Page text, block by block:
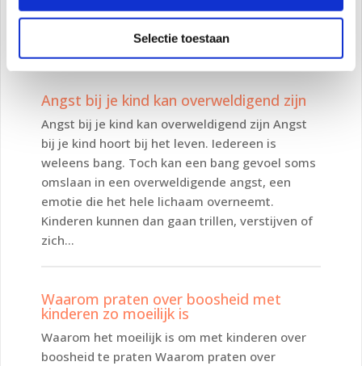
Selectie toestaan
(zoals spinnen), onweer of hardgeluiden.
Omdat kinderen nog niet alles van het leven...
Angst bij je kind kan overweldigend zijn
Angst bij je kind kan overweldigend zijn Angst
bij je kind hoort bij het leven. Iedereen is
weleens bang. Toch kan een bang gevoel soms
omslaan in een overweldigende angst, een
emotie die het hele lichaam overneemt.
Kinderen kunnen dan gaan trillen, verstijven of
zich...
Waarom praten over boosheid met
kinderen zo moeilijk is
Waarom het moeilijk is om met kinderen over
boosheid te praten Waarom praten over